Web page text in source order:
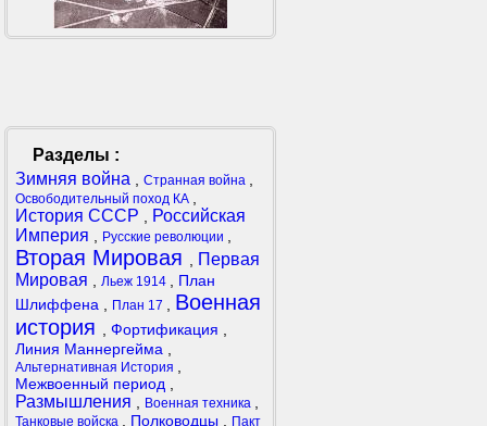
Разделы :
Зимняя война
Странная война
Освободительный поход КА
История СССР
Российская
Империя
Русские революции
Вторая Мировая
Первая
Мировая
Льеж 1914
План
Шлиффена
План 17
Военная
история
Фортификация
Линия Маннергейма
Альтернативная История
Межвоенный период
Размышления Военная техника
Танковые войска Полководцы
Пакт